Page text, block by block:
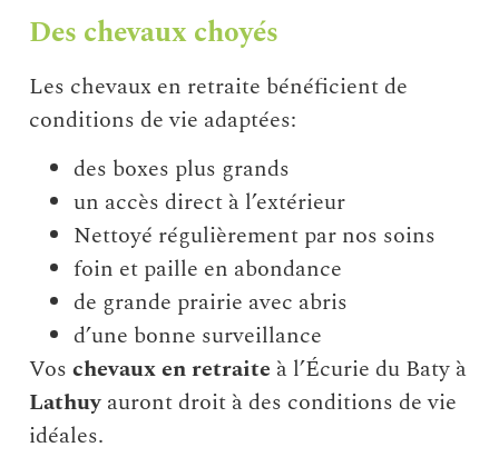
Des chevaux choyés
Les chevaux en retraite bénéficient de
conditions de vie adaptées:
des boxes plus grands
un accès direct à l’extérieur
Nettoyé régulièrement par nos soins
foin et paille en abondance
de grande prairie avec abris
d’une bonne surveillance
Vos chevaux en retraite à l’Écurie du Baty à
Lathuy auront droit à des conditions de vie
idéales.